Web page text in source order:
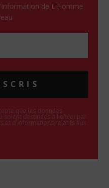
de L'Homme
que les données
soient destinées à l'envoi par
et d'informations relatifs aux